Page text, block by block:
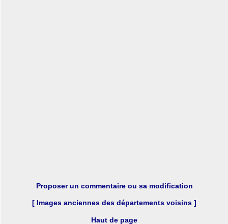
Proposer un commentaire ou sa modification
[ Images anciennes des départements voisins ]
Haut de page